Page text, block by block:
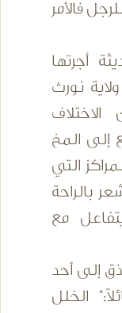
فالأمر
أجرتها
نورث
إلى المخ
التي
بالراحة
مع
إلى أحد
الخلل